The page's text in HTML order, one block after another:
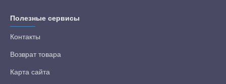
Полезные сервисы
Контакты
Возврат товара
Карта сайта